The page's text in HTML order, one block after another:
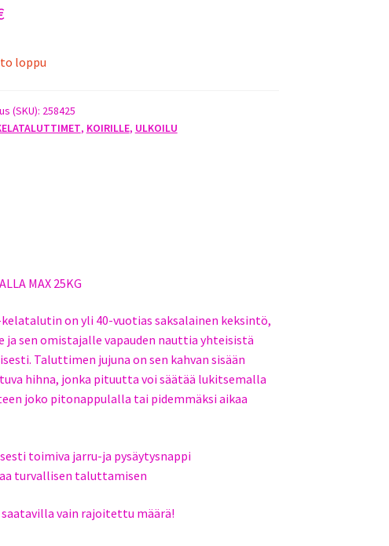
loppu
(SKU): 258425
, KOIRILLE, ULKOILU
MAX 25KG
on yli 40-vuotias saksalainen keksintö,
sen omistajalle vapauden nauttia yhteisistä
Taluttimen jujuna on sen kahvan sisään
hihna, jonka pituutta voi säätää lukitsemalla
joko pitonappulalla tai pidemmäksi aikaa
toimiva jarru-ja pysäytysnappi
turvallisen taluttamisen
vain rajoitettu määrä!